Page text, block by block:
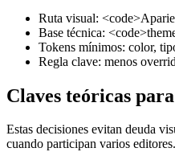
Ruta visual:
Base técnica:
Tokens mínimos: color,
Regla clave: menos
Claves teóricas
Estas decisiones evitan deuda
cuando participan varios editores.